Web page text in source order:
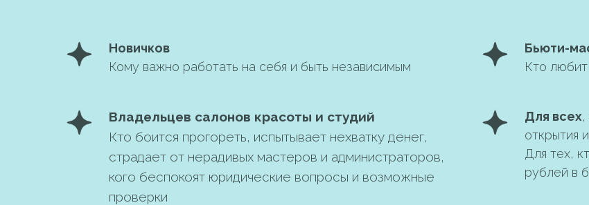
Новичков
Кому важно работать на себя и быть независимым
Бьюти-
Кто любит
Владельцев салонов красоты и студий
Кто боится прогореть, испытывает нехватку денег,
страдает от нерадивых мастеров и администраторов,
кого беспокоят юридические вопросы и возможные
проверки
Для всех
открытия
Для тех,
рублей в